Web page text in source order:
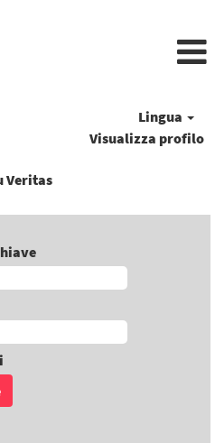
Lingua
Visualizza profilo
Veritas(pagina